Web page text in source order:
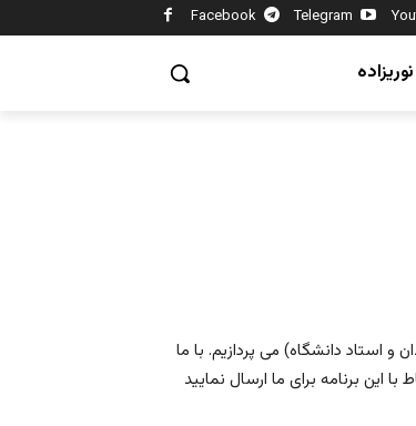
Facebook Telegram
و استاد دانشگاه) می پردازیم. با ما